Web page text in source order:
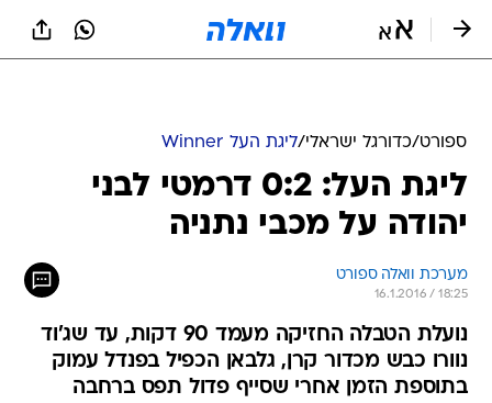
ספורט/כדורגל ישראלי/ליגת העל Winner
ליגת העל: 0:2 דרמטי לבני
יהודה על מכבי נתניה
מערכת וואלה ספורט
16.1.2016 / 18:25
נועלת הטבלה החזיקה מעמד 90 דקות, עד שג'וד
נוורו כבש מכדור קרן, גלבאן הכפיל בפנדל עמוק
בתוספת הזמן אחרי שסייף פדול תפס ברחבה